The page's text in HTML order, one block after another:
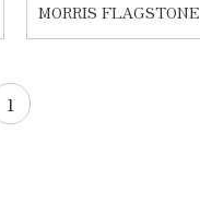
MORRIS FLAGSTONE
1